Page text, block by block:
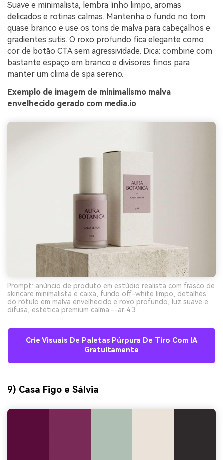
Suave e minimalista, lembra linho limpo, aromas
delicados e rotinas calmas. Mantenha o fundo no tom
quase branco e use os tons de malva para cabeçalhos e
gradientes sutis. O roxo profundo fica elegante como
cor de botão CTA sem agressividade. Dica: combine com
bastante espaço em branco e divisores finos para
manter um clima de spa sereno.
Exemplo de imagem de minimalismo malva
envelhecido gerado com media.io
Prompt: anúncio de produto em estúdio realista com frasco de
skincare minimalista e caixa, fundo off-white limpo, detalhes
do rótulo em malva envelhecido e roxo profundo, luz suave e
difusa, estética premium calma --ar 4:3
Crie Visuais De Paletas Púrpura De Tiro Com IA
Gratuitamente
9) Casa Figo e Sálvia